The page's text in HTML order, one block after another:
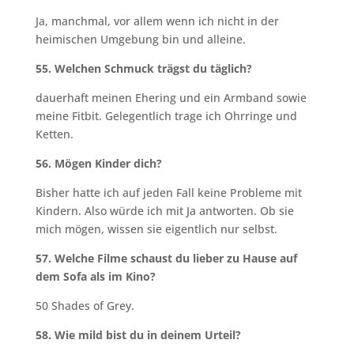
Ja, manchmal, vor allem wenn ich nicht in der
heimischen Umgebung bin und alleine.
55. Welchen Schmuck trägst du täglich?
dauerhaft meinen Ehering und ein Armband sowie
meine Fitbit. Gelegentlich trage ich Ohrringe und
Ketten.
56. Mögen Kinder dich?
Bisher hatte ich auf jeden Fall keine Probleme mit
Kindern. Also würde ich mit Ja antworten. Ob sie
mich mögen, wissen sie eigentlich nur selbst.
57. Welche Filme schaust du lieber zu Hause auf
dem Sofa als im Kino?
50 Shades of Grey.
58. Wie mild bist du in deinem Urteil?